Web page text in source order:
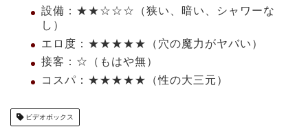
設備：★★☆☆☆（狭い、暗い、シャワーな
し）
エロ度：★★★★★（穴の魔力がヤバい）
接客：☆（もはや無）
コスパ：★★★★★（性の大三元）
ビデオボックス